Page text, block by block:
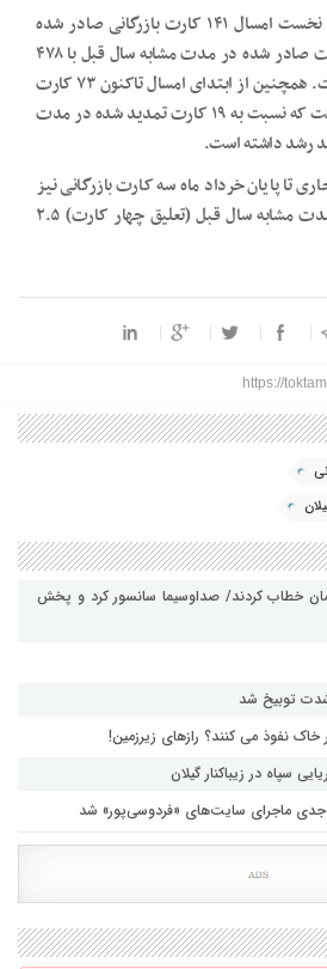
وی اظهار کرد: در سه ماه نخست امسال ۱۴۱ کارت بازرگانی صادر شده
است که نسبت به ۲۴ کارت صادر شده در مدت مشابه سال قبل با ۴۷۸
درصد رشد همراه بوده است. همچنین از ابتدای امسال تاکنون ۷۳ کارت
بازرگانی نیز تمدید شده است که نسبت به ۱۹ کارت تمدید شده در مدت
تا پایان خرداد ماه سه کارت بازرگانی نیز
تعلیق شده که نسبت به مدت مشابه سال قبل (تعلیق چهار کارت) ۲.۵
https://
خطاب کردند/ صداوسیما سانسور کرد و پخش
توبیخ شد
نفوذ می کنند؟ رازهای زیرزمین!
سپاه در زیباکنار گیلان
جدی ماجرای سایت‌های «فردوسی‌پور» شد